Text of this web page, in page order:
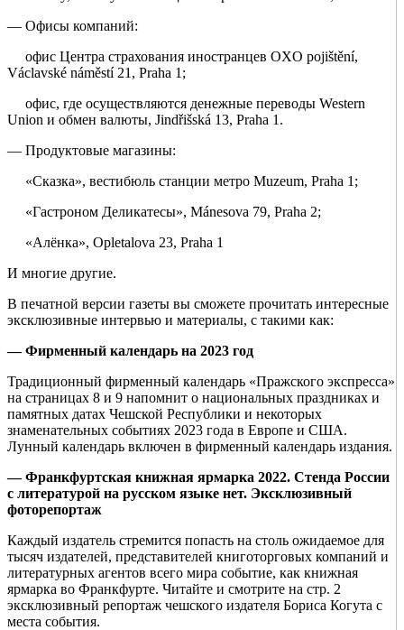
— Офисы компаний:
офис Центра страхования иностранцев OXO pojištění,
Václavské náměstí 21, Praha 1;
офис, где осуществляются денежные переводы Western
Union и обмен валюты, Jindřišská 13, Praha 1.
— Продуктовые магазины:
«Сказка», вестибюль станции метро Muzeum, Praha 1;
«Гастроном Деликатесы», Mánesova 79, Praha 2;
«Алёнка», Opletalova 23, Praha 1
И многие другие.
В печатной версии газеты вы сможете прочитать интересные
эксклюзивные интервью и материалы, с такими как:
— Фирменный календарь на 2023 год
Традиционный фирменный календарь «Пражского экспресса»
на страницах 8 и 9 напомнит о национальных праздниках и
памятных датах Чешской Республики и некоторых
знаменательных событиях 2023 года в Европе и США.
Лунный календарь включен в фирменный календарь издания.
— Франкфуртская книжная ярмарка 2022. Стенда России
с литературой на русском языке нет. Эксклюзивный
фоторепортаж
Каждый издатель стремится попасть на столь ожидаемое для
тысяч издателей, представителей книготорговых компаний и
литературных агентов всего мира событие, как книжная
ярмарка во Франкфурте. Читайте и смотрите на стр. 2
эксклюзивный репортаж чешского издателя Бориса Когута с
места события.